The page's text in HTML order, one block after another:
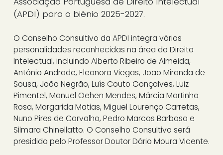
(APDI) para o biénio 2025-2027.
O Conselho Consultivo da APDI integra várias
personalidades reconhecidas na área do Direito
Intelectual, incluindo Alberto Ribeiro de Almeida,
António Andrade, Eleonora Viegas, João Miranda de
Sousa, João Negrão, Luís Couto Gonçalves, Luiz
Pimentel, Manuel Oehen Mendes, Márcia Martinho
Rosa, Margarida Matias, Miguel Lourenço Carretas,
Nuno Pires de Carvalho, Pedro Marcos Barbosa e
Silmara Chinellatto. O Conselho Consultivo será
presidido pelo Professor Doutor Dário Moura Vicente.